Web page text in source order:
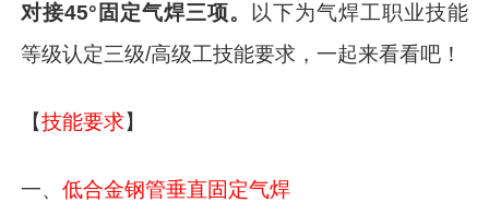
对接45°固定气焊三项。 以下为气焊工职业技能
等级认定三级/高级工技能要求，一起来看看吧！
【技能要求】
一、低合金钢管垂直固定气焊